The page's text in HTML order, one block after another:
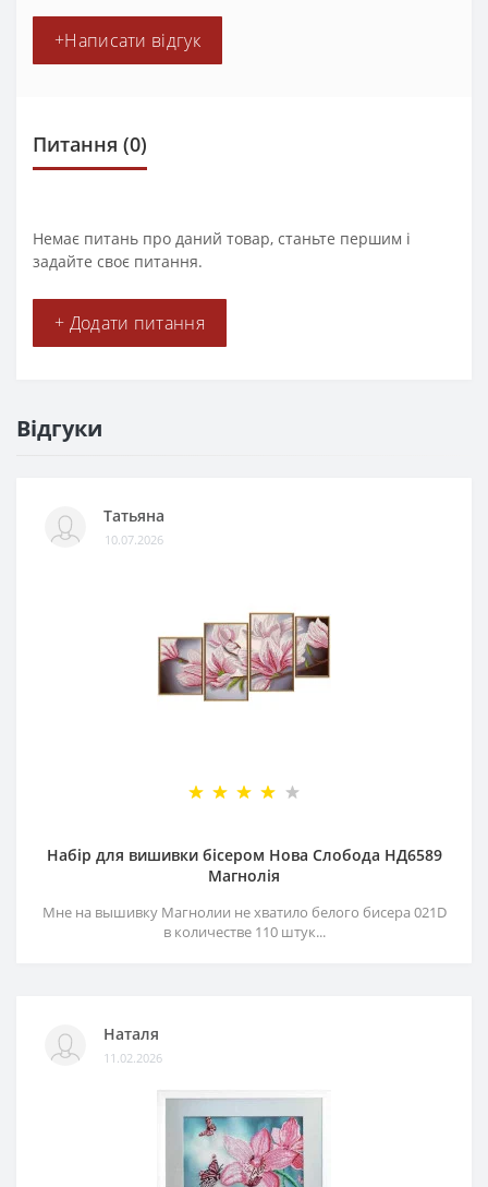
+Написати відгук
Питання (0)
Немає питань про даний товар, станьте першим і
задайте своє питання.
+ Додати питання
Відгуки
Татьяна
10.07.2026
Набір для вишивки бісером Нова Слобода НД6589
Магнолія
Мне на вышивку Магнолии не хватило белого бисера 021D
в количестве 110 штук...
Наталя
11.02.2026